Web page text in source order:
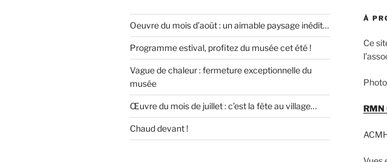
Oeuvre du mois d’août : un aimable paysage inédit…
Programme estival, profitez du musée cet été !
Vague de chaleur : fermeture exceptionnelle du
musée
Œuvre du mois de juillet : c’est la fête au village…
Chaud devant !
À
Ce
RMN